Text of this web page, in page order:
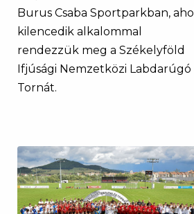
Burus Csaba Sportparkban, ahol
kilencedik alkalommal
rendezzük meg a Székelyföld
Ifjúsági Nemzetközi Labdarúgó
Tornát.